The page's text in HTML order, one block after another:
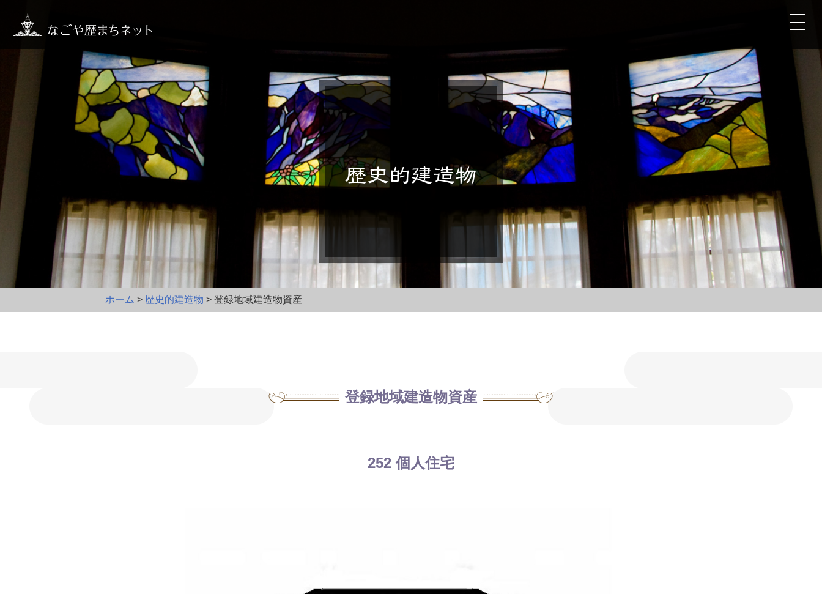
ホーム > 歴史的建造物 > 登録地域建造物資産
登録地域建造物資産
252 個人住宅